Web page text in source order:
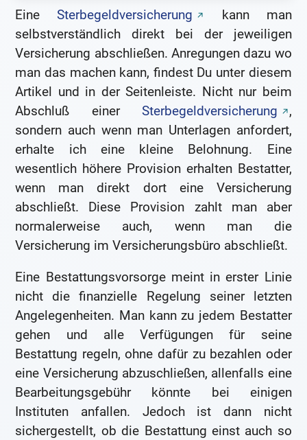
EineSterbegeldversicherung
kann man
selbstverständlich direkt bei der jeweiligen
Versicherung abschließen. Anregungen dazu wo
man das machen kann, findest Du unter diesem
Artikel und in der Seitenleiste. Nicht nur beim
Abschluß einer Sterbegeldversicherung
,
sondern auch wenn man Unterlagen anfordert,
erhalte ich eine kleine Belohnung. Eine
wesentlich höhere Provision erhalten Bestatter,
wenn man direkt dort eine Versicherung
abschließt. Diese Provision zahlt man aber
normalerweise auch, wenn man die
Versicherung im Versicherungsbüro abschließt.
Eine Bestattungsvorsorge meint in erster Linie
nicht die finanzielle Regelung seiner letzten
Angelegenheiten. Man kann zu jedem Bestatter
gehen und alle Verfügungen für seine
Bestattung regeln, ohne dafür zu bezahlen oder
eine Versicherung abzuschließen, allenfalls eine
Bearbeitungsgebühr könnte bei einigen
Instituten anfallen. Jedoch ist dann nicht
sichergestellt, ob die Bestattung einst auch so